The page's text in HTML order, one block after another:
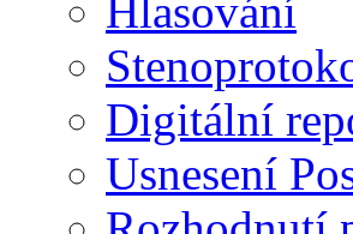
Hlasování
Digitální
Usnesení